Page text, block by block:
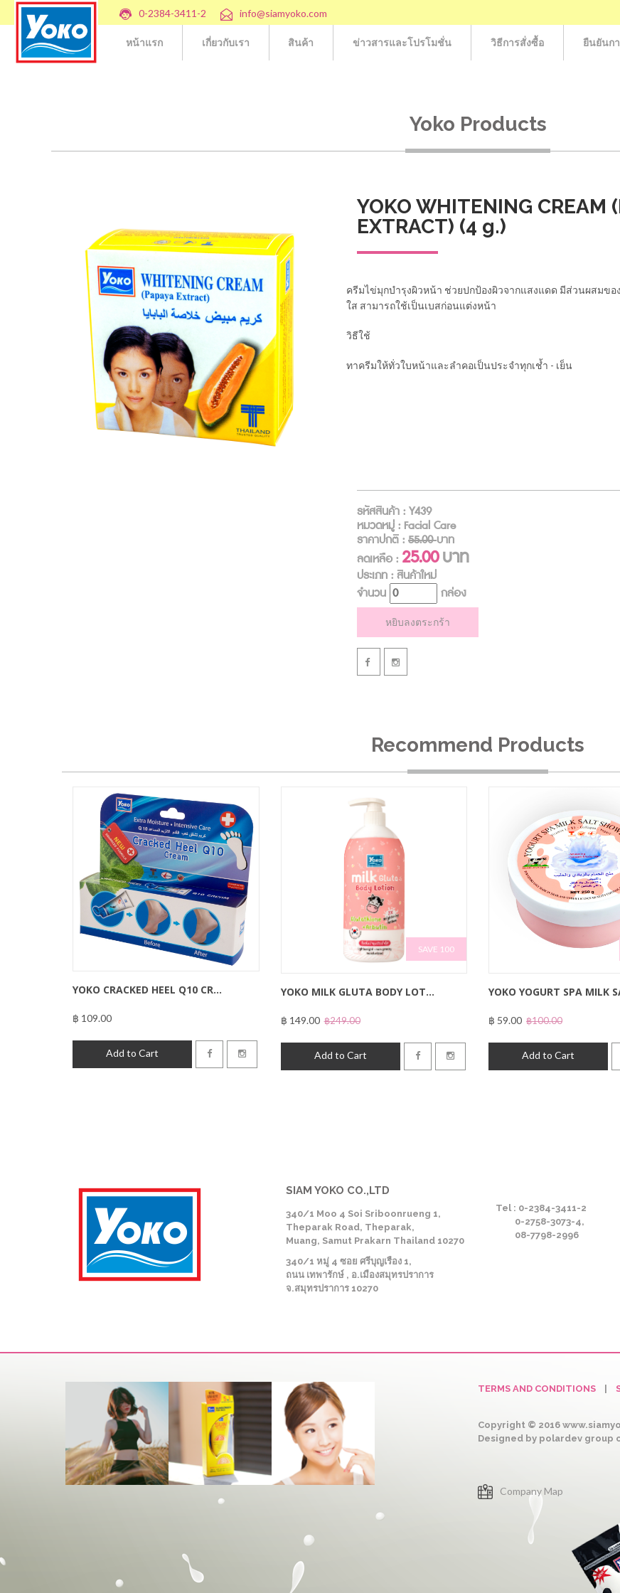
0-2384-3411-2 info@siamyoko.com
หน้าแรก เกี่ยวกับเรา สินค้า ข่าวสารและโปรโมชั่น วิธีการสั่งซื้อ ยืนยันก
Yoko Products
YOKO WHITENING CREAM
EXTRACT) (4 g.)
ครีมไข่มุกบำรุงผิวหน้า ช่วยปกป้องผิวจากแสงแดด มีส่วนผสมขอ
ใส สามารถใช้เป็นเบสก่อนแต่งหน้า
วิธีใช้
ทาครีมให้ทั่วใบหน้าและลำคอเป็นประจำทุกเช้ำ - เย็น
รหัสสินค้า : Y439
หมวดหมู่ : Facial Care
ราคาปกติ : 55.00บาท
ลดเหลือ : 25.00บาท
ประเภท : สินค้าใหม่
จำนวน
กล่อง
หยิบลงตระกร้า
Recommend Products
YOKO CRACKED HEEL Q10 CR...
฿ 109.00
Add to Cart
SAVE 100
YOKO MILK GLUTA BODY LOT...
฿ 149.00฿249.00
Add to Cart
YOKO YOGURT SPA MILK
฿ 59.00 ฿100.00
Add to Cart
SIAM YOKO CO.,LTD
340/1 Moo 4 Soi Sriboonrueng 1,
Theparak Road, Theparak,
Muang, Samut Prakarn Thailand 10270
340/1 หมู่ 4 ซอย ศรีบุญเรือง 1,
ถนน เทพารักษ์ , อ.เมืองสมุทรปราการ
จ.สมุทรปราการ 10270
Tel : 0-2384-3411-2
0-2758-3073-4,
08-7798-2996
TERMS AND CONDITIONS |
Copyright © 2016
Designed by polardev group
Company Map